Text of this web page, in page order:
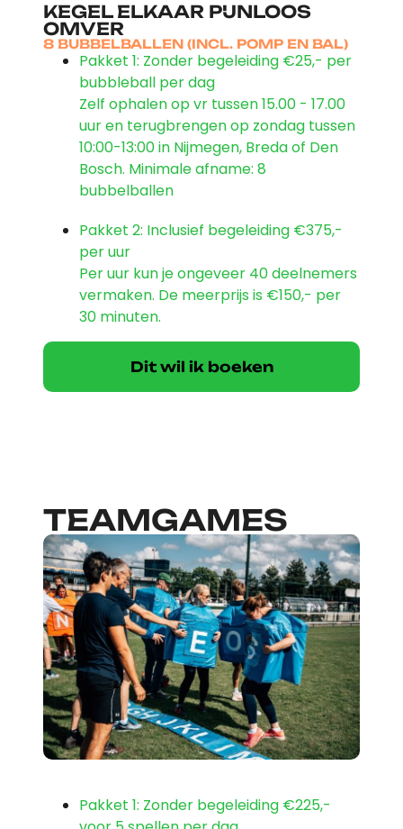
KEGEL ELKAAR PIJNLOOS
OMVER
8 BUBBELBALLEN (INCL. POMP EN BAL)
Pakket 1: Zonder begeleiding €25,- per
bubbleball per dag
Zelf ophalen op vr tussen 15.00 - 17.00
uur en terugbrengen op zondag tussen
10:00-13:00 in Nijmegen, Breda of Den
Bosch. Minimale afname: 8
bubbelballen
Pakket 2: Inclusief begeleiding €375,-
per uur
Per uur kun je ongeveer 40 deelnemers
vermaken. De meerprijs is €150,- per
30 minuten.
Dit wil ik boeken
TEAMGAMES
Pakket 1: Zonder begeleiding €225,-